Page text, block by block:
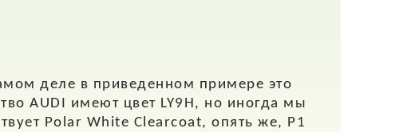
деле в приведенном примере это
AUDI имеют цвет LY9H, но иногда мы
Polar White Clearcoat, опять же, P1